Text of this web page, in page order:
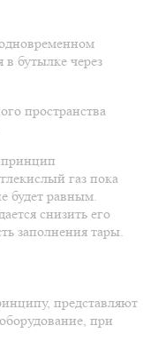
бутылке через
пространства
принцип
газ пока
будет равным.
снизить его
заполнения тары.
представляют
при